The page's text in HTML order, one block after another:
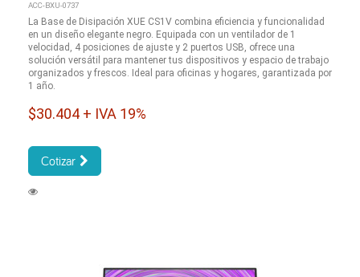
ACC-BXU-0737
La Base de Disipación XUE CS1V combina eficiencia y funcionalidad
en un diseño elegante negro. Equipada con un ventilador de 1
velocidad, 4 posiciones de ajuste y 2 puertos USB, ofrece una
solución versátil para mantener tus dispositivos y espacio de trabajo
organizados y frescos. Ideal para oficinas y hogares, garantizada por
1 año.
$30.404 + IVA 19%
Cotizar